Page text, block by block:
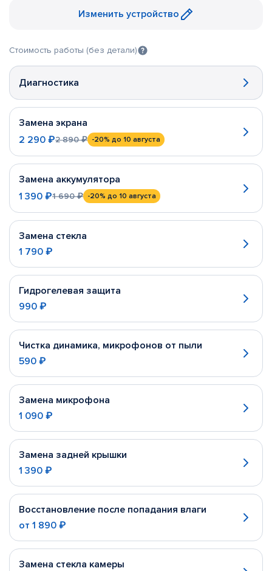
Изменить устройство
Стоимость работы (без детали)
Диагностика
Замена экрана
2 290 ₽2 890 ₽ -20% до 10 августа
Замена аккумулятора
1 390 ₽1 690 ₽ -20% до 10 августа
Замена стекла
1 790 ₽
Гидрогелевая защита
990 ₽
Чистка динамика, микрофонов от пыли
590 ₽
Замена микрофона
1 090 ₽
Замена задней крышки
1 390 ₽
Восстановление после попадания влаги
от 1 890 ₽
Замена стекла камеры